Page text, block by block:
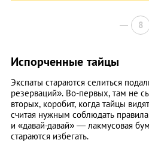
8
Испорченные тайцы
Экспаты стараются селиться
резерваций». Во-первых, там не
вторых, коробит, когда тайцы
считая нужным соблюдать
и «давай-давай» — лакмусовая
стараются избегать.